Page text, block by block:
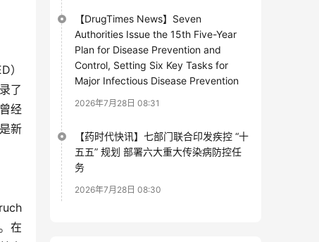
）
了
经
新
在
【DrugTimes News】Seven
Authorities Issue the 15th Five-Year
Plan for Disease Prevention and
Control, Setting Six Key Tasks for
Major Infectious Disease Prevention
2026年7月28日 08:31
【药时代快讯】七部门联合印发疾控 “十
五五” 规划 部署六大重大传染病防控任
务
2026年7月28日 08:30